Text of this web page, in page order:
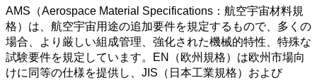
AMS（Aerospace Material Specifications：航空宇宙材料規
格）は、航空宇宙用途の追加要件を規定するもので、多くの
場合、より厳しい組成管理、強化された機械的特性、特殊な
試験要件を規定しています。EN（欧州規格）は欧州市場向
けに同等の仕様を提供し、JIS（日本工業規格）および